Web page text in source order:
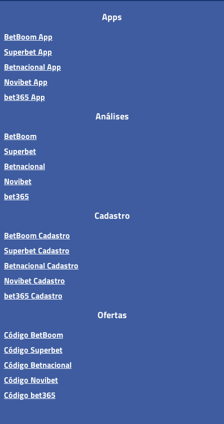
Apps
BetBoom App
Superbet App
Betnacional App
Novibet App
bet365 App
Análises
BetBoom
Superbet
Betnacional
Novibet
bet365
Cadastro
BetBoom Cadastro
Superbet Cadastro
Betnacional Cadastro
Novibet Cadastro
bet365 Cadastro
Ofertas
Código BetBoom
Código Superbet
Código Betnacional
Código Novibet
Código bet365